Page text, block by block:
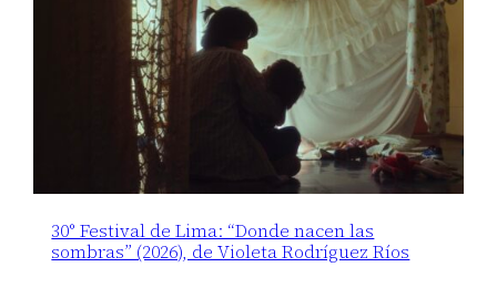
30° Festival de Lima: “Donde nacen las
sombras” (2026), de Violeta Rodríguez Ríos